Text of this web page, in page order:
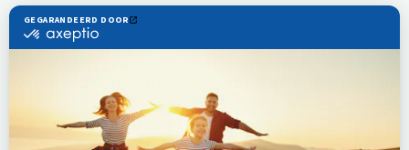
ALVITYL MULTIVITAMINES DRINKBARE OPLOSSING - VANAF 3 JAAR
vitaliteit?